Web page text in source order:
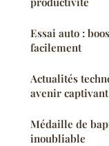
Essai auto :
facilement
Actualités
avenir captivant
Médaille de
inoubliable